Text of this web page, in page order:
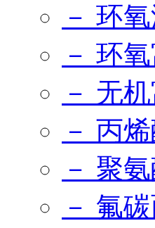
－ 环
－ 环
－ 无
－ 丙
－ 聚
－ 氟